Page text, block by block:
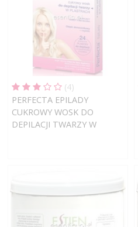
(4)
PERFECTA EPILADY
CUKROWY WOSK DO
DEPILACJI TWARZY W